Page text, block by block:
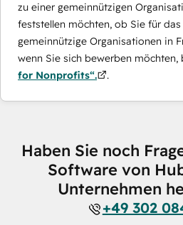
zu einer gemeinnützigen
feststellen möchten, ob Sie für
gemeinnützige Organisationen in
wenn Sie sich bewerben möchten,
for Nonprofits“.
.
Haben Sie noch
Software von
Unternehmen
+49 302